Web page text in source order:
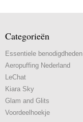
Categorieën
Essentiele benodigdheden
Aeropuffing Nederland
LeChat
Kiara Sky
Glam and Glits
Voordeelhoekje